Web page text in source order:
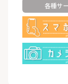
各種サ